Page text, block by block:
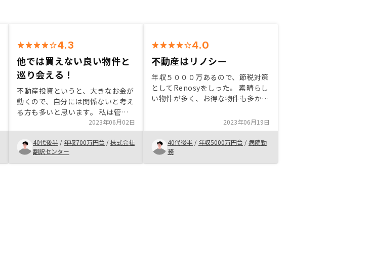
4.3
他では買えない良い物件と
巡り会える！
不動産投資というと、大きなお金が
動くので、自分には関係ないと考え
る方も多いと思います。 私は管理
なども面倒そうだし、手間もかかり
そうと思ってました。 しかし、
renosyさんの場合、少額からスタ
ートできます。 金利も他社より低
い銀行を紹介して頂けます。 管理
2023年06月02日
40代後半 / 年収700万円台 /株式会社
翻訳センター
4.0
不動産はリノシー
年収５０００万あるので、節税対策
としてRenosyをしった。 素晴らし
い物件が多く、お得な物件も多かっ
件が購入できないこともあり、時間
勝負なんだと思った。 今年だけで
１5件も購入しているため、こんな
に購入して不動産税や色々な諸経費
が払えるか今でも不安である まだ
2023年06月19日
40代後半 / 年収5000万円台 /病院勤
務